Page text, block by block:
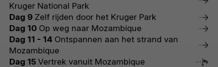
Kruger National Park
Dag 9 Zelf rijden door het Kruger Park
Dag 10 Op weg naar Mozambique
Dag 11 - 14 Ontspannen aan het strand van
Mozambique
Dag 15 Vertrek vanuit Mozambique